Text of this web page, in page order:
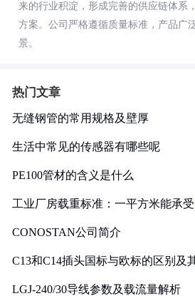
来的行业积淀，形成完善的供应链体系
方案。公司严格遵循质量标准，产品广
景。
热门文章
无缝钢管的常用规格及壁厚
生活中常见的传感器有哪些呢
PE100管材的含义是什么
工业厂房载重标准：一平方米能承
CONOSTAN公司简介
C13和C14插头国标与欧标的区别及
LGJ-240/30导线参数及载流量解析